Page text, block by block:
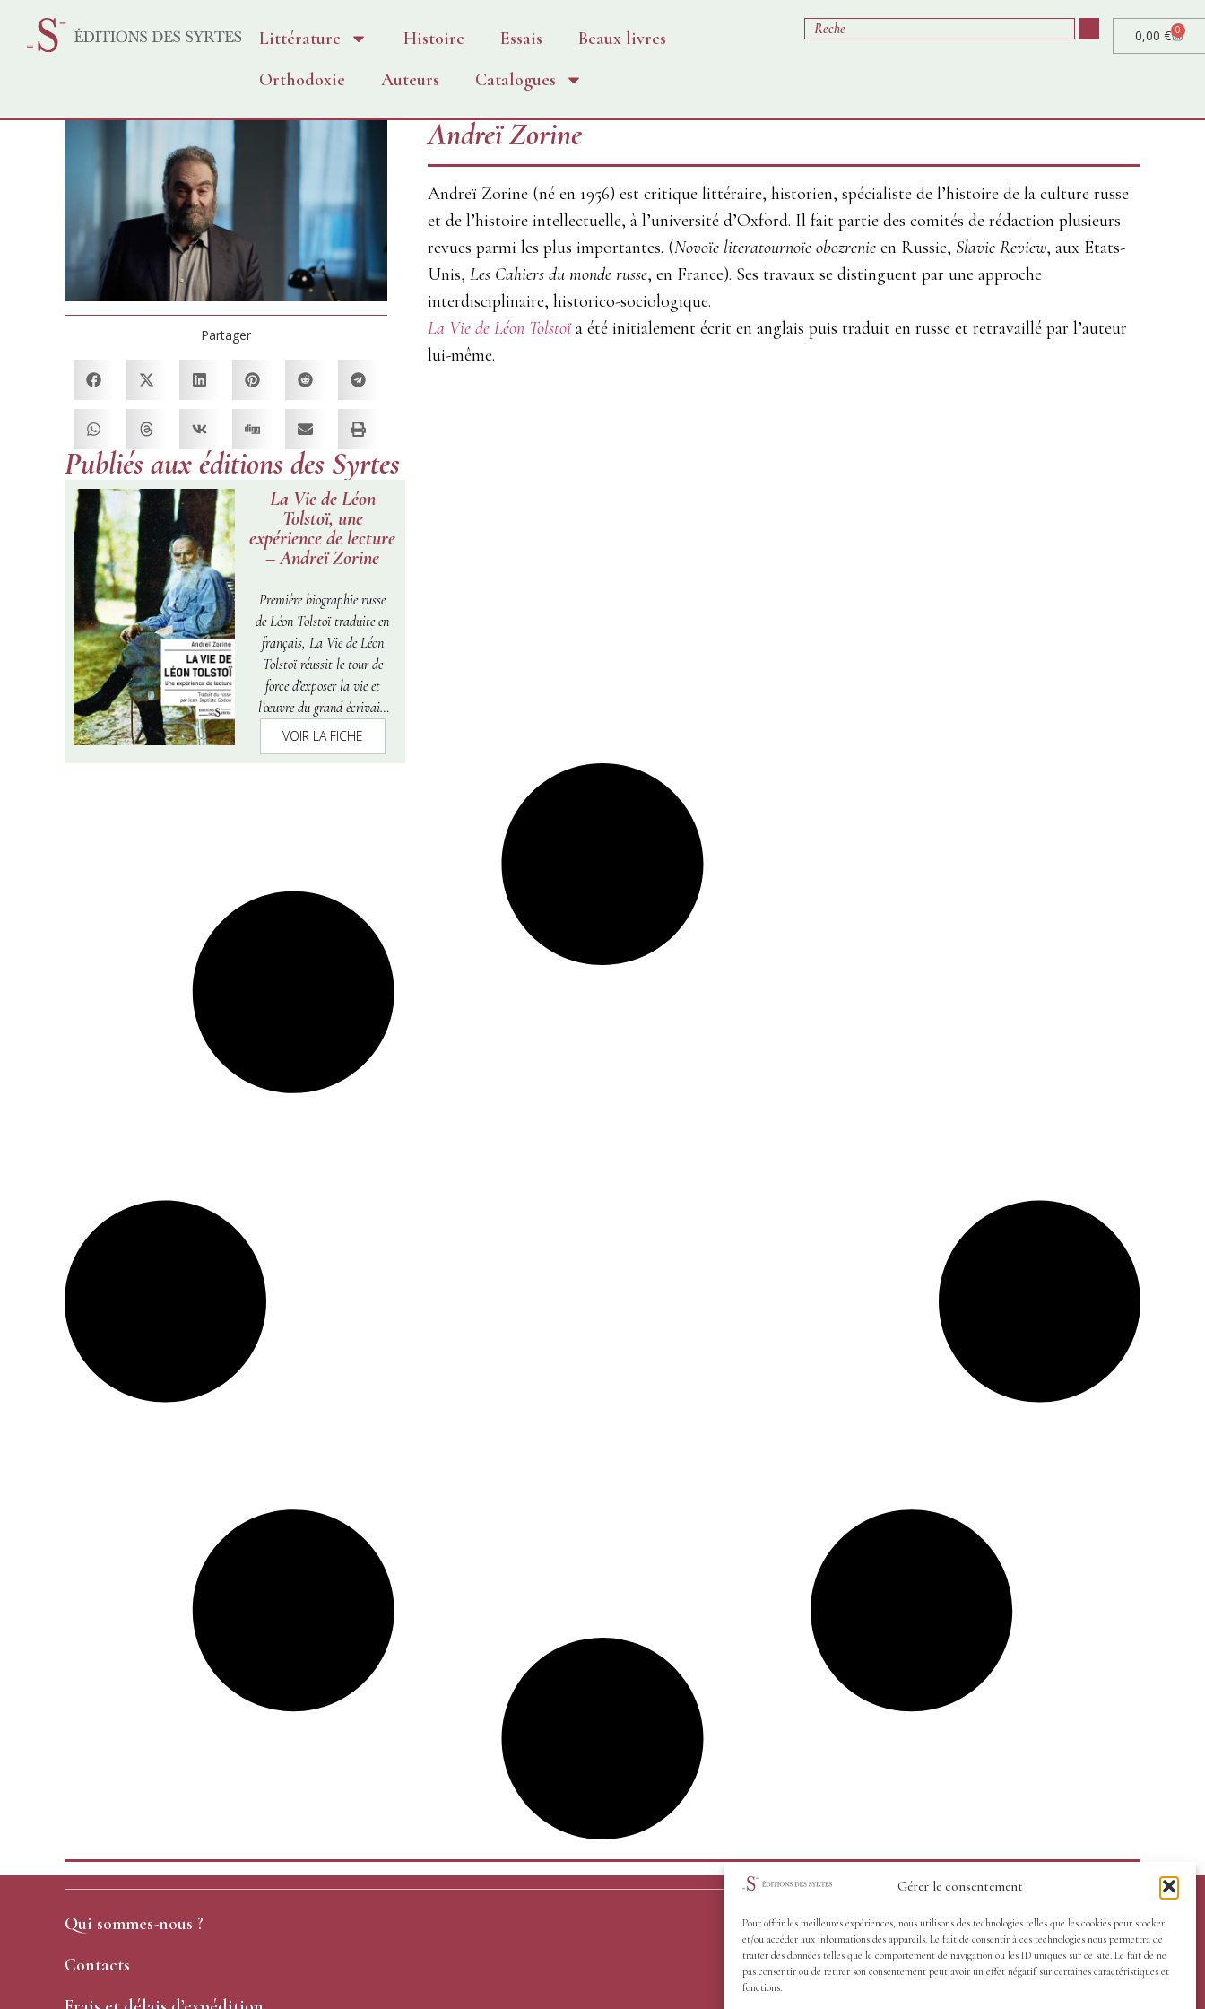
Gérer le consentement
Pour offrir les meilleures expériences, nous utilisons des technologies telles que les cookies pour stocker
et/ou accéder aux informations des appareils. Le fait de consentir à ces technologies nous permettra de
traiter des données telles que le comportement de navigation ou les ID uniques sur ce site. Le fait de ne
pas consentir ou de retirer son consentement peut avoir un effet négatif sur certaines caractéristiques et
fonctions.
Littérature Histoire Essais
Beaux livres
Orthodoxie
Auteurs Catalogues
0,00€ 0
Partager
Andreï Zorine
Andreï Zorine (né en 1956) est critique littéraire, historien, spécialiste de l’histoire de la culture russe
et de l’histoire intellectuelle, à l’université d’Oxford. Il fait partie des comités de rédaction plusieurs
revues parmi les plus importantes. (Novoïe literatournoïe obozrenie en Russie, Slavic Review, aux États-
Unis, Les Cahiers du monde russe, en France). Ses travaux se distinguent par une approche
interdisciplinaire, historico-sociologique.
La Vie de Léon Tolstoïa été initialement écrit en anglais puis traduit en russe et retravaillé par l’auteur
lui-même.
Publiés aux éditions des Syrtes
La Vie de Léon
Tolstoï, une
expérience de lecture
– Andreï Zorine
Première biographie russe
de Léon Tolstoï traduite en
français, La Vie de Léon
Tolstoïréussit le tour de
force d’exposer la vie et
l’œuvre du grand écrivain
dans un format restreint,
sans sacrifier la complexité
aux extraits choisis de sa
prose, de son journal et de
sa correspondance, Andreï
spéculation. L’« expérience
de lecture » qu’il propose, à
la frontière de la
biographie, du récit et de
VOIR LA FICHE
Qui sommes-nous ?
Contacts